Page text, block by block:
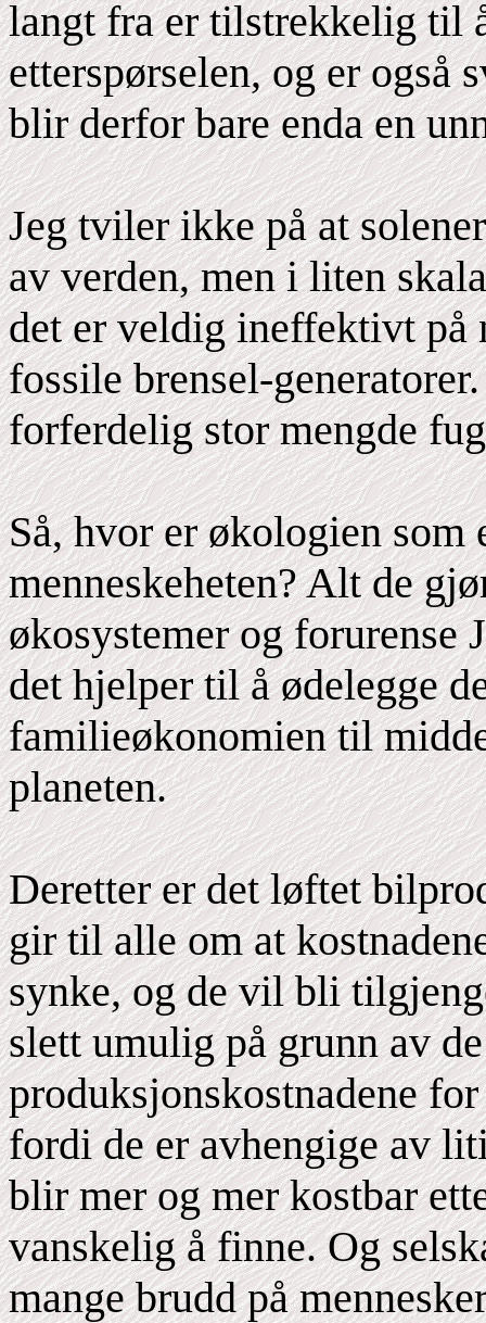
langt fra er tilstrekkelig til
etterspørselen, og er
blir derfor bare enda en
Jeg tviler ikke på at
av verden, men i liten
det er veldig ineffektivt på
fossile brensel-
forferdelig stor mengde
Så, hvor er økologien
menneskeheten? Alt de
økosystemer og forurense
det hjelper til å ødelegge
familieøkonomien til
planeten.
Deretter er det løftet
gir til alle om at
synke, og de vil bli
slett umulig på grunn av
produksjonskostnadene
fordi de er avhengige av
blir mer og mer kostbar
vanskelig å finne. Og
mange brudd på